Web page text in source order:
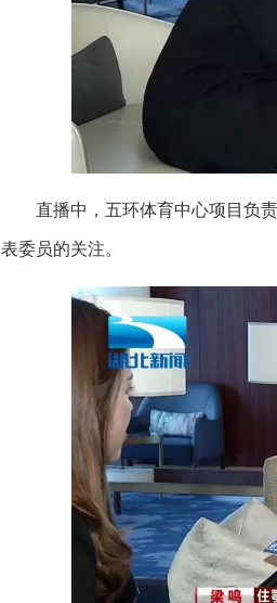
直播中，五环体育中心项目负
表委员的关注。